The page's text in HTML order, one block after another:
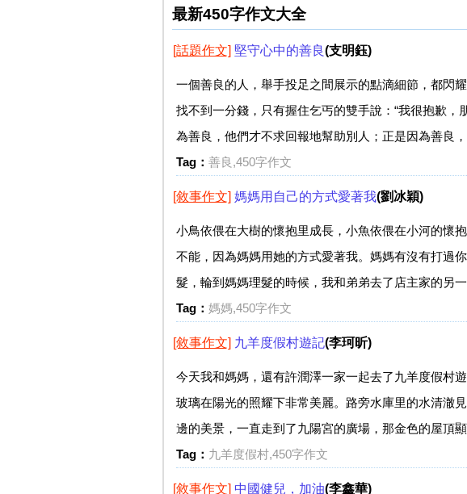
最新450字作文大全
[話題作文] 堅守心中的善良(支明鈺)
一個善良的人，舉手投足之間展示的點滴細節，都閃
找不到一分錢，只有握住乞丐的雙手說：“我很抱歉
為善良，他們才不求回報地幫助別人；正是因為善良
Tag： 善良,450字作文
[敘事作文] 媽媽用自己的方式愛著我(劉冰穎)
小鳥依偎在大樹的懷抱里成長，小魚依偎在小河的懷
不能，因為媽媽用她的方式愛著我。媽媽有沒有打過
髮，輪到媽媽理髮的時候，我和弟弟去了店主家的另
Tag： 媽媽,450字作文
[敘事作文] 九羊度假村遊記(李珂昕)
今天我和媽媽，還有許潤澤一家一起去了九羊度假村
玻璃在陽光的照耀下非常美麗。路旁水庫里的水清澈
邊的美景，一直走到了九陽宮的廣場，那金色的屋頂
Tag： 九羊度假村,450字作文
[敘事作文] 中國健兒，加油(李鑫華)